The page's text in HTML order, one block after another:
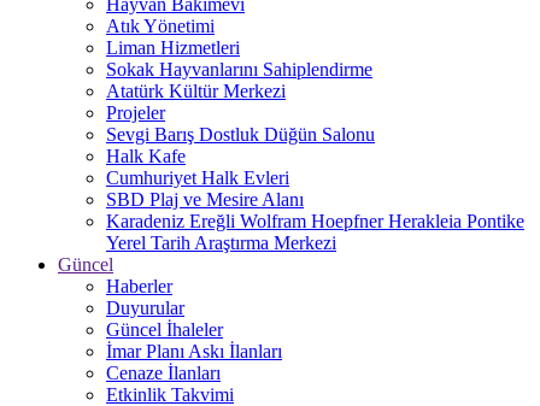
Hayvan Bakımevi
Atık Yönetimi
Liman Hizmetleri
Sokak Hayvanlarını Sahiplendirme
Atatürk Kültür Merkezi
Projeler
Sevgi Barış Dostluk Düğün Salonu
Halk Kafe
Cumhuriyet Halk Evleri
SBD Plaj ve Mesire Alanı
Karadeniz Ereğli Wolfram Hoepfner Herakleia Pontike
Yerel Tarih Araştırma Merkezi
Güncel
Haberler
Duyurular
Güncel İhaleler
İmar Planı Askı İlanları
Cenaze İlanları
Etkinlik Takvimi